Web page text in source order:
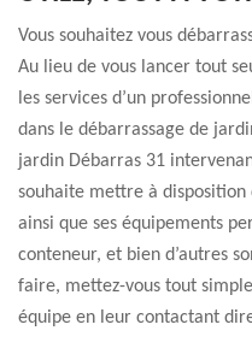
Vous souhaitez vous
Au lieu de vous lancer tout
les services d’un
dans le débarrassage de
jardin Débarras 31
souhaite mettre à disposition
ainsi que ses équipements
conteneur, et bien d’autres
faire, mettez-vous tout
équipe en leur contactant